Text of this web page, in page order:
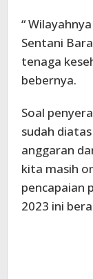
“
Sentani
tenaga
bebernya.
Soal
sudah
anggaran
kita masih
pencapaian
2023 ini